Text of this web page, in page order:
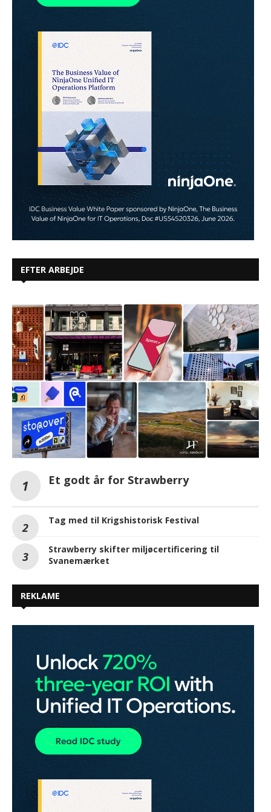
EFTER ARBEJDE
Et godt år for Strawberry
Tag med til Krigshistorisk Festival
Strawberry skifter miljøcertificering til
Svanemærket
REKLAME